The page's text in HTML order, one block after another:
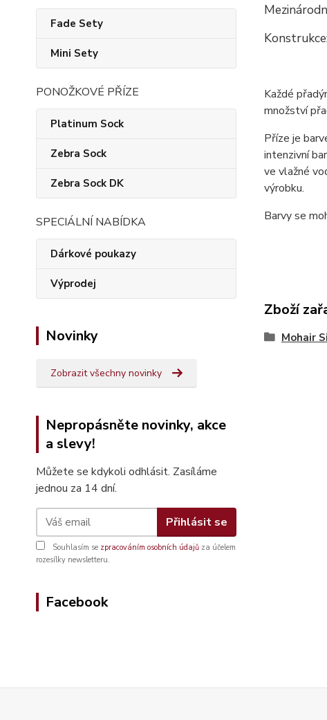
Fade Sety
Mini Sety
PONOŽKOVÉ PŘÍZE
Platinum Sock
Zebra Sock
Zebra Sock DK
SPECIÁLNÍ NABÍDKA
Dárkové poukazy
Výprodej
Novinky
Zobrazit všechny novinky
Nepropásněte novinky, akce
a slevy!
Můžete se kdykoli odhlásit. Zasíláme
jednou za 14 dní.
Přihlásit se
Souhlasím se zpracováním osobních údajů za účelem
rozesílky newsletteru.
Facebook
Každé
množství
Příze je
intenzivní
ve vlažné
výrobku.
Barvy se
Zboží
Mohair